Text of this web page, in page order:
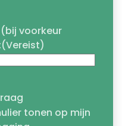
voorkeur
(Vereist)
tonen op mijn